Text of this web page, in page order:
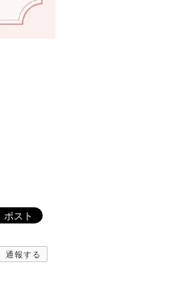
通報する